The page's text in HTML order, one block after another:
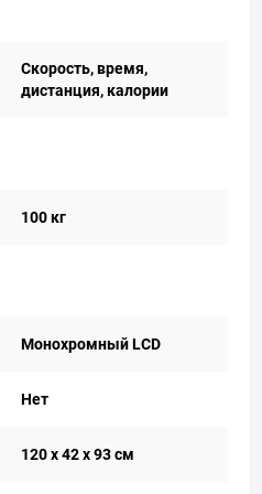
Cкорость, время,
дистанция, калории
100 кг
Монохромный LCD
Нет
120 х 42 х 93 см